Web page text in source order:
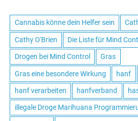
Cannabis könne dein Helfer sein
Cathy O'Brien Die Liste für Mind
Drogen bei Mind Control Gras
Gras eine besondere Wirkung hanf
hanf verarbeiten hanfverband
illegale Droge Marihuana